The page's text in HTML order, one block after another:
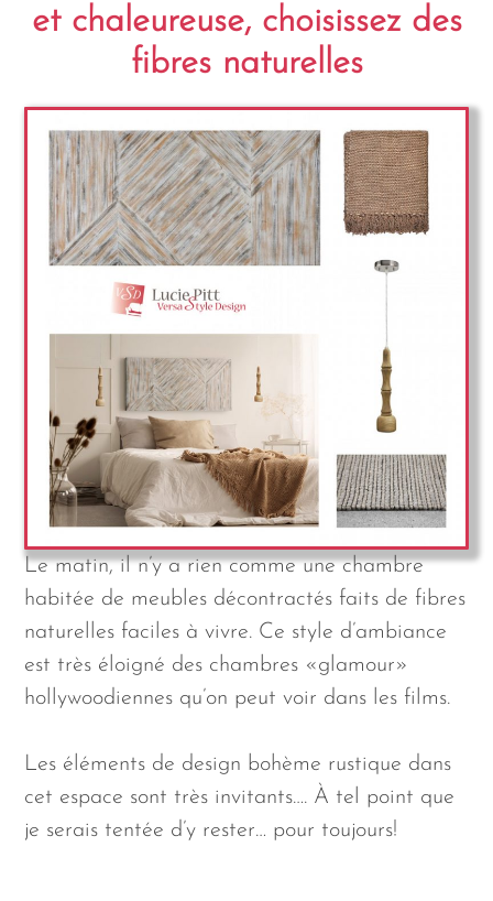
et chaleureuse, choisissez des
fibres naturelles
Le matin, il n’y a rien comme une chambre
habitée de meubles décontractés faits de fibres
naturelles faciles à vivre. Ce style d’ambiance
est très éloigné des chambres «glamour»
hollywoodiennes qu’on peut voir dans les films.
Les éléments de design bohème rustique dans
cet espace sont très invitants…. À tel point que
je serais tentée d’y rester… pour toujours!